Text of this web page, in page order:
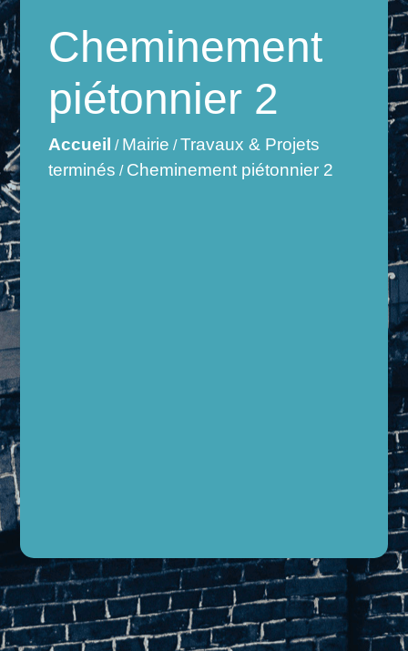
Cheminement
piétonnier 2
Accueil / Mairie /Travaux & Projets
terminés / Cheminement piétonnier 2